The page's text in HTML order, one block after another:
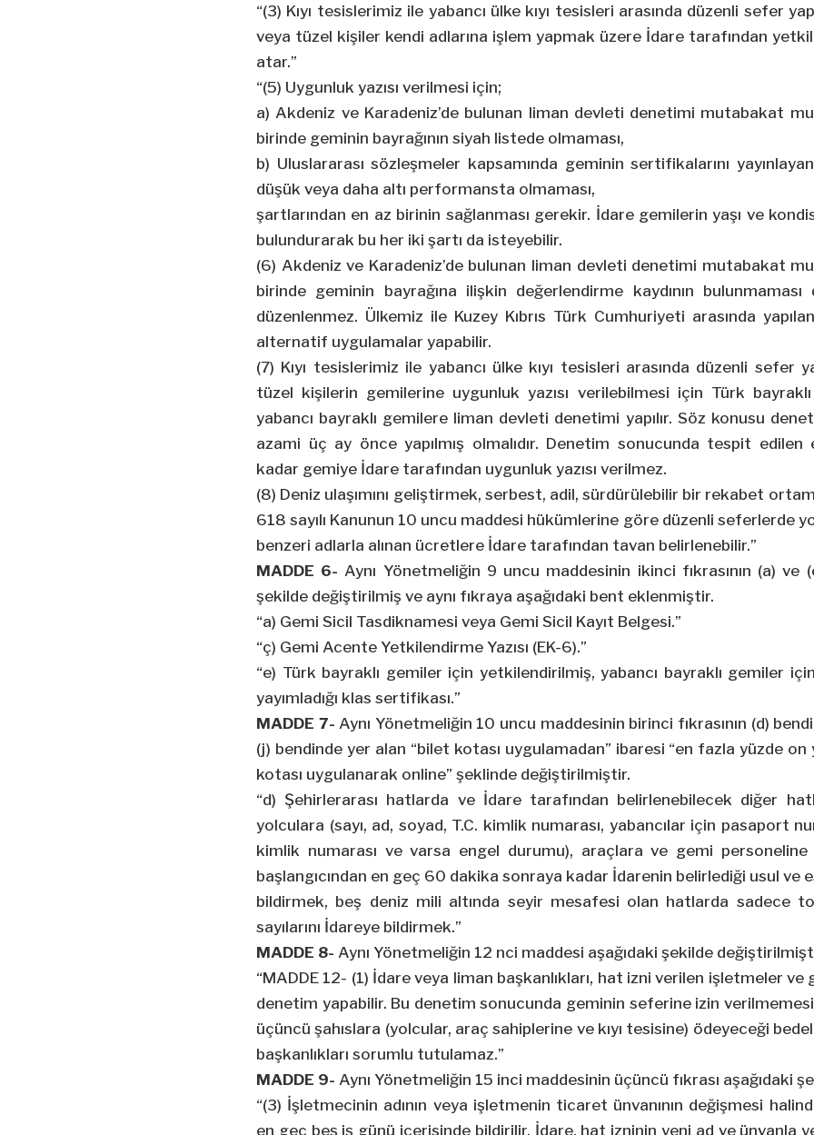
“(3) Kıyı tesislerimiz ile yabancı ülke kıyı tesisleri arasında düzenli sefer
veya tüzel kişiler kendi adlarına işlem yapmak üzere İdare tarafından
atar.”
“(5) Uygunluk yazısı verilmesi için;
a) Akdeniz ve Karadeniz’de bulunan liman devleti denetimi mutabakat
birinde geminin bayrağının siyah listede olmaması,
b) Uluslararası sözleşmeler kapsamında geminin sertifikalarını
düşük veya daha altı performansta olmaması,
şartlarından en az birinin sağlanması gerekir. İdare gemilerin yaşı ve
bulundurarak bu her iki şartı da isteyebilir.
(6) Akdeniz ve Karadeniz’de bulunan liman devleti denetimi mutabakat
birinde geminin bayrağına ilişkin değerlendirme kaydının
düzenlenmez. Ülkemiz ile Kuzey Kıbrıs Türk Cumhuriyeti arasında
alternatif uygulamalar yapabilir.
(7) Kıyı tesislerimiz ile yabancı ülke kıyı tesisleri arasında düzenli sefer
tüzel kişilerin gemilerine uygunluk yazısı verilebilmesi için Türk
yabancı bayraklı gemilere liman devleti denetimi yapılır. Söz konusu
azami üç ay önce yapılmış olmalıdır. Denetim sonucunda tespit edilen
kadar gemiye İdare tarafından uygunluk yazısı verilmez.
(8) Deniz ulaşımını geliştirmek, serbest, adil, sürdürülebilir bir rekabet
618 sayılı Kanunun 10 uncu maddesi hükümlerine göre düzenli seferlerde
benzeri adlarla alınan ücretlere İdare tarafından tavan belirlenebilir.”
MADDE 6- Aynı Yönetmeliğin 9 uncu maddesinin ikinci fıkrasının (a) ve
şekilde değiştirilmiş ve aynı fıkraya aşağıdaki bent eklenmiştir.
“a) Gemi Sicil Tasdiknamesi veya Gemi Sicil Kayıt Belgesi.”
“ç) Gemi Acente Yetkilendirme Yazısı (EK-6).”
“e) Türk bayraklı gemiler için yetkilendirilmiş, yabancı bayraklı gemiler
yayımladığı klas sertifikası.”
MADDE 7- Aynı Yönetmeliğin 10 uncu maddesinin birinci fıkrasının (d)
(j) bendinde yer alan “bilet kotası uygulamadan” ibaresi “en fazla yüzde
kotası uygulanarak online” şeklinde değiştirilmiştir.
“d) Şehirlerarası hatlarda ve İdare tarafından belirlenebilecek diğer
yolculara (sayı, ad, soyad, T.C. kimlik numarası, yabancılar için pasaport
kimlik numarası ve varsa engel durumu), araçlara ve gemi
başlangıcından en geç 60 dakika sonraya kadar İdarenin belirlediği usul ve
bildirmek, beş deniz mili altında seyir mesafesi olan hatlarda sadece
sayılarını İdareye bildirmek.”
MADDE 8- Aynı Yönetmeliğin 12 nci maddesi aşağıdaki şekilde
“MADDE 12- (1) İdare veya liman başkanlıkları, hat izni verilen işletmeler
denetim yapabilir. Bu denetim sonucunda geminin seferine izin
üçüncü şahıslara (yolcular, araç sahiplerine ve kıyı tesisine) ödeyeceği
başkanlıkları sorumlu tutulamaz.”
MADDE 9- Aynı Yönetmeliğin 15 inci maddesinin üçüncü fıkrası aşağıdaki
“(3) İşletmecinin adının veya işletmenin ticaret ünvanının değişmesi
en geç beş iş günü içerisinde bildirilir. İdare, hat izninin yeni ad ve ünvanla